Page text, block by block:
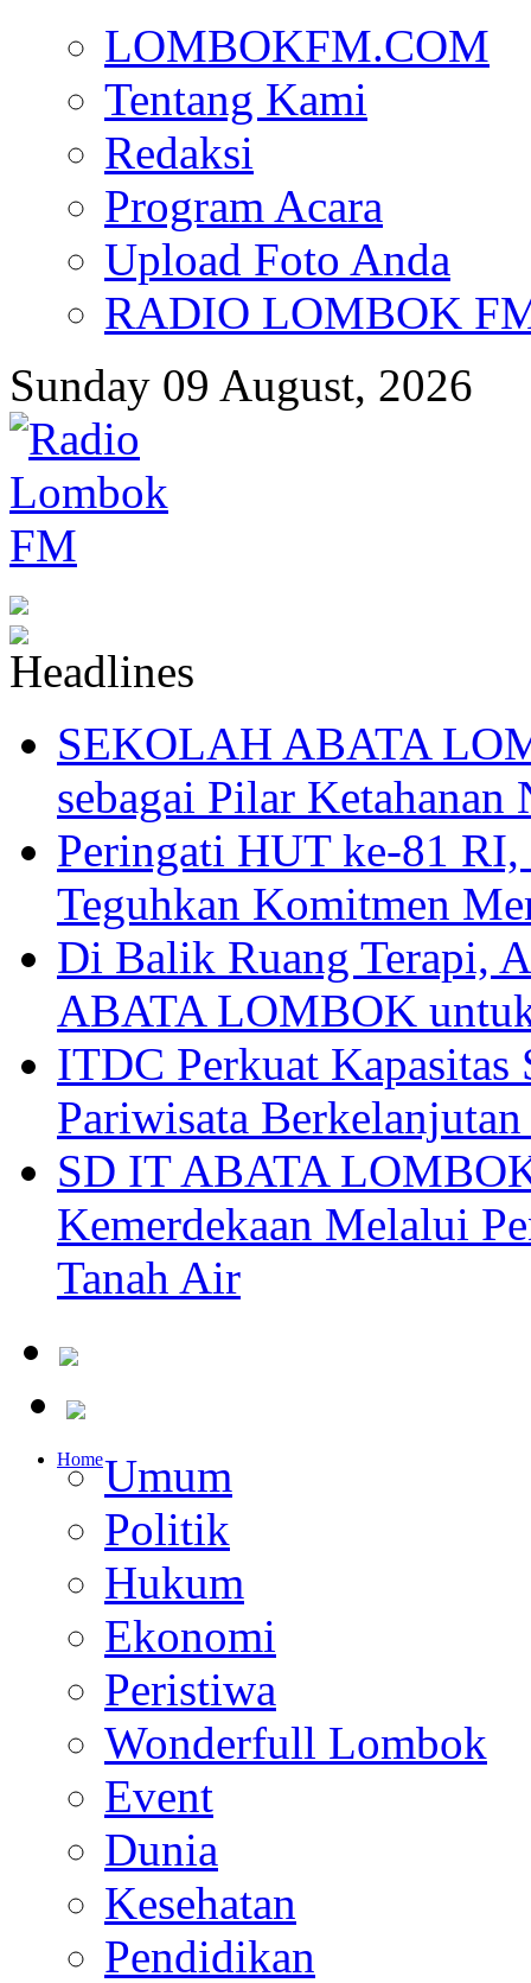
LOMBOKFM.COM
Tentang Kami
Redaksi
Program Acara
Upload Foto Anda
RADIO LOMBOK
Sunday 09 August, 2026
SEKOLAH ABATA
sebagai Pilar Ketahanan
Peringati HUT ke-81
Teguhkan Komitmen
Di Balik Ruang Terapi,
ABATA LOMBOK
ITDC Perkuat
Pariwisata
SD IT ABATA
Kemerdekaan Melalui
Tanah Air
HomeUmum
Politik
Hukum
Ekonomi
Peristiwa
Wonderfull Lombok
Event
Dunia
Kesehatan
Pendidikan